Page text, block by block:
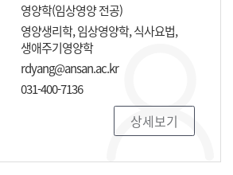
영양학(임상영양 전공)
영양생리학, 임상영양학, 식사요법,
생애주기영양학
rdyang@ansan.ac.kr
031-400-7136
상세보기